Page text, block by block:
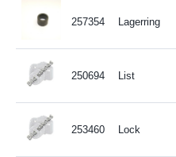
257354 Lagerring
250694 List
253460 Lock